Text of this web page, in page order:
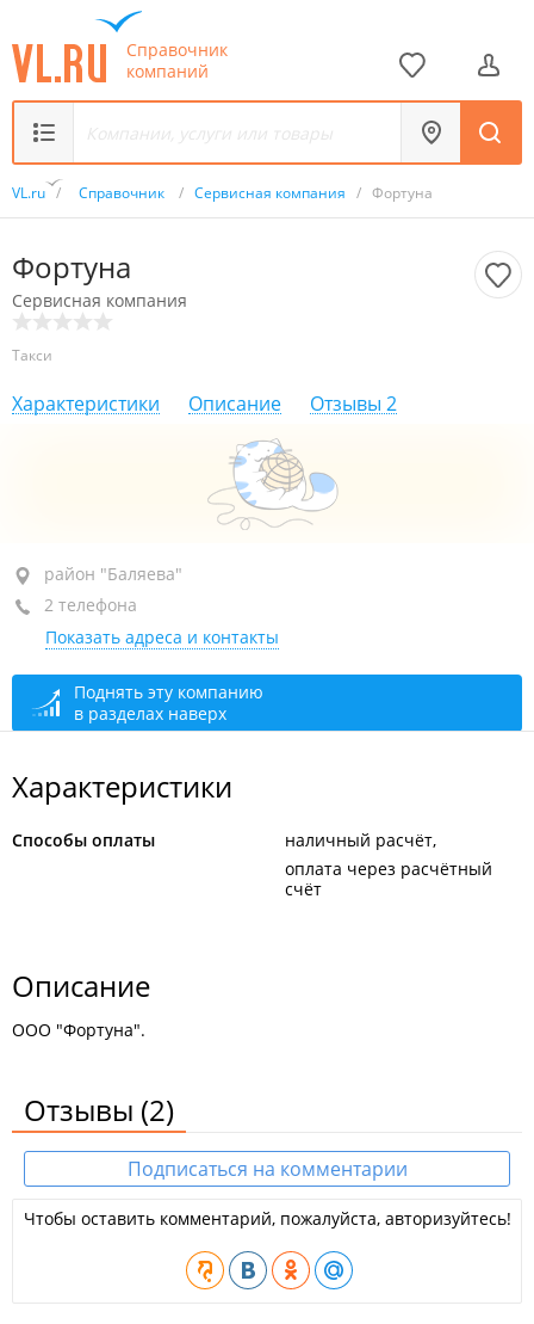
Справочник
компаний
VL.ru / Справочник / Сервисная компания / Фортуна
Фортуна
Сервисная компания
Такси
Характеристики Описание Отзывы 2
район "Баляева", ул. Стрелочная, 4А
оф. 8
+7 950 297-33-00
+7 994 004-71-17
открыто: 09:00–18:00
район "Баляева"
2 телефона
Показать адреса и контакты
Поднять эту компанию
в разделах наверх
Характеристики
Способы оплаты
наличный расчёт
оплата через расчётный
счёт
Описание
ООО "Фортуна".
Отзывы (2)
Подписаться на комментарии
Чтобы оставить комментарий, пожалуйста, авторизуйтесь!